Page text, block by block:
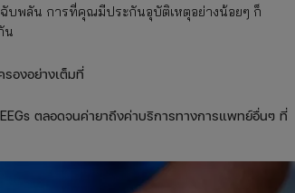
ฉับพลัน การที่คุณมีประกันอุบัติเหตุอย่างน้อยๆ ก็
น
องอย่างเต็มที่
EEGs ตลอดจนค่ายาถึงค่าบริการทางการแพทย์อื่นๆ ที่